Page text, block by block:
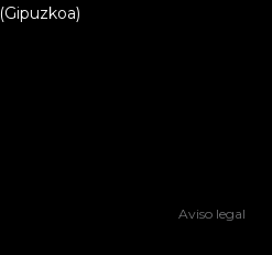
(Gipuzkoa)
Aviso legal